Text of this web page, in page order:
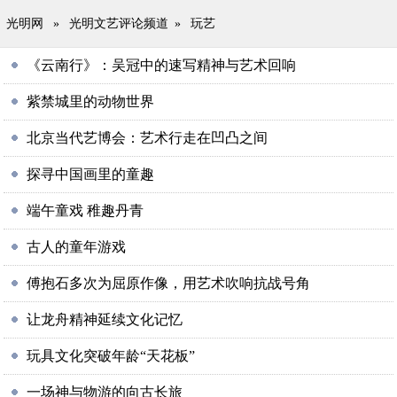
光明网 » 光明文艺评论频道 » 玩艺
《云南行》：吴冠中的速写精神与艺术回响
紫禁城里的动物世界
北京当代艺博会：艺术行走在凹凸之间
探寻中国画里的童趣
端午童戏 稚趣丹青
古人的童年游戏
傅抱石多次为屈原作像，用艺术吹响抗战号角
让龙舟精神延续文化记忆
玩具文化突破年龄“天花板”
一场神与物游的向古长旅